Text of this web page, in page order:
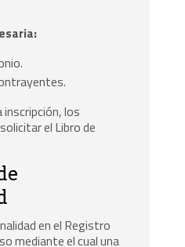
inscripción, los
el Libro de
en el Registro
mediante el cual una